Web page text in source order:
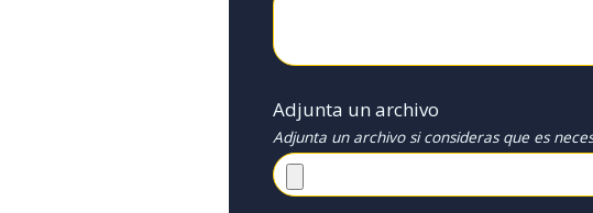
Adjunta un archivo
Adjunta un archivo si consideras que es